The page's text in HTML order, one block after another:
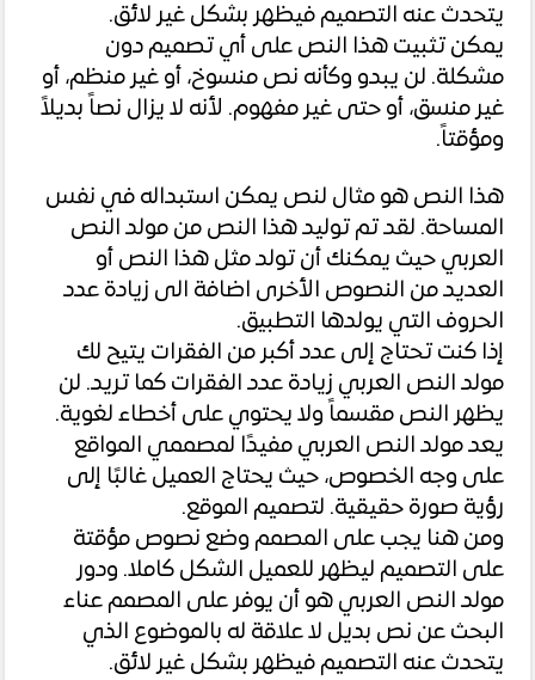
يتحدث عنه التصميم فيظهر بشكل غير لائق.
يمكن تثبيت هذا النص على أي تصميم دون
مشكلة. لن يبدو وكأنه نص منسوخ، أو غير منظم، أو
غير منسق، أو حتى غير مفهوم. لأنه لا يزال نصاً بديلاً
ومؤقتاً.
هذا النص هو مثال لنص يمكن استبداله في نفس
المساحة. لقد تم توليد هذا النص من مولد النص
العربي حيث يمكنك أن تولد مثل هذا النص أو
العديد من النصوص الأخرى اضافة الى زيادة عدد
الحروف التي يولدها التطبيق.
إذا كنت تحتاج إلى عدد أكبر من الفقرات يتيح لك
مولد النص العربي زيادة عدد الفقرات كما تريد. لن
يظهر النص مقسماً ولا يحتوي على أخطاء لغوية.
يعد مولد النص العربي مفيدًا لمصممي المواقع
على وجه الخصوص، حيث يحتاج العميل غالبًا إلى
رؤية صورة حقيقية. لتصميم الموقع.
ومن هنا يجب على المصمم وضع نصوص مؤقتة
على التصميم ليظهر للعميل الشكل كاملا. ودور
مولد النص العربي هو أن يوفر على المصمم عناء
البحث عن نص بديل لا علاقة له بالموضوع الذي
يتحدث عنه التصميم فيظهر بشكل غير لائق.